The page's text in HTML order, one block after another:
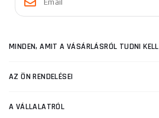
MINDEN, AMIT A VÁSÁRLÁSRÓL TUDNI KELL
AZ ÖN RENDELÉSEI
A VÁLLALATRÓL